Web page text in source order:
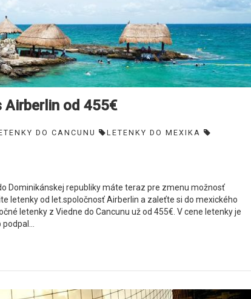
Airberlin od 455€
DO CANCUNU
LETENKY DO MEXIKA
Dominikánskej republiky máte teraz pre zmenu možnosť
letenky od let.spoločnosť Airberlin a zaleťte si do mexického
letenky z Viedne do Cancunu už od 455€. V cene letenky je